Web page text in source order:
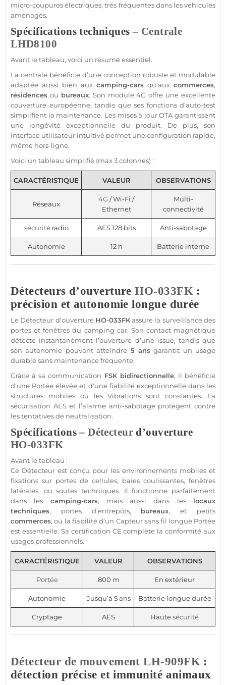
micro-coupures électriques, très fréquentes dans les véhicules
aménagés.
Spécifications techniques – Centrale
LHD8100
Avant le tableau, voici un résumé essentiel.
La centrale bénéficie d’une conception robuste et modulable
adaptée aussi bien aux camping-cars qu’aux commerces,
résidences ou bureaux. Son module 4G offre une excellente
couverture européenne, tandis que ses fonctions d’auto-test
simplifient la maintenance. Les mises à jour OTA garantissent
une longévité exceptionnelle du produit. De plus, son
interface utilisateur intuitive permet une configuration rapide,
même hors-ligne.
Voici un tableau simplifié (max 3 colonnes) :
CARACTÉRISTIQUE VALEUR OBSERVATIONS
Réseaux
4G / Wi-Fi /
Ethernet
Multi-
connectivité
sécuritéradio AES 128 bits Anti-sabotage
Autonomie 12 h Batterie interne
Détecteurs d’ouvertureHO-033FK :
précision et autonomie longue durée
Le Détecteur d’ouverture HO-033FKassure la surveillancedes
portes et fenêtres du camping-car. Son contactmagnétique
détecte instantanément l’ouverture d’une issue, tandis que
son autonomie pouvant atteindre 5 ansgarantit un usage
durable sans maintenance fréquente.
Grâce à sa communication FSKbidirectionnelle, il bénéficie
d'une Portée élevée et d'une fiabilité exceptionnelle dans les
structures mobiles où lesVibrations sont constantes. La
sécurisation AES et l’alarme anti-sabotage protègent contre
les tentatives de neutralisation.
Spécifications –Détecteur d’ouverture
HO-033FK
Avant le tableau :
Ce Détecteur est conçu pour les environnements mobiles et
fixations sur portes de cellules, baies coulissantes, fenêtres
latérales, ou soutes techniques. Il fonctionne parfaitement
dans les camping-cars, mais aussi dans les locaux
techniques, portes d’entrepôts, bureaux, et petits
commerces, où la fiabilité d’un Capteursans fil longue Portée
est essentielle. Sa certification CE complète la conformité aux
usages professionnels.
CARACTÉRISTIQUE VALEUR OBSERVATIONS
Portée 800 m En extérieur
Autonomie Jusqu’à 5 ans Batterie longue durée
Cryptage AES Hautesécurité
Détecteur de mouvement LH-909FK :
détection précise et immunité animaux